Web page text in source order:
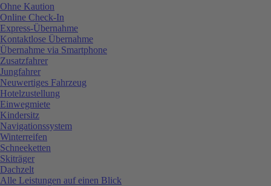
Ohne Kaution
Online Check-In
Express-Übernahme
Kontaktlose Übernahme
Übernahme via Smartphone
Zusatzfahrer
Jungfahrer
Neuwertiges Fahrzeug
Hotelzustellung
Einwegmiete
Kindersitz
Navigationssystem
Winterreifen
Schneeketten
Skiträger
Dachzelt
Alle Leistungen auf einen Blick